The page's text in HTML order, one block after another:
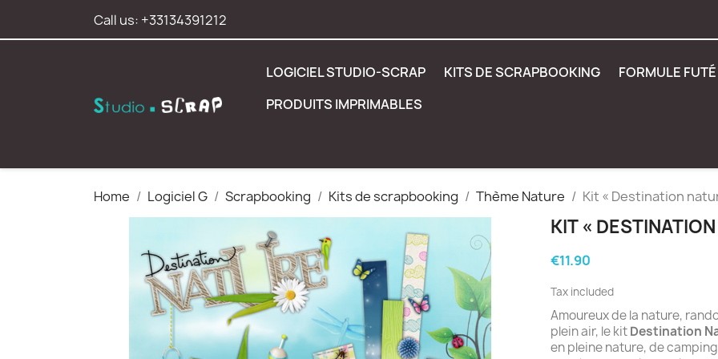
Call us: +33134391212
LOGICIEL STUDIO-SCRAP KITS DE SCRAPBOOKING FORMULE
PRODUITS IMPRIMABLES
Home Logiciel G Scrapbooking Kits de scrapbooking Thème Nature Kit « Destination
KIT «
€11.90
Tax included
Amoureux de la nature,
plein air, le kitDestination
en pleine nature, de